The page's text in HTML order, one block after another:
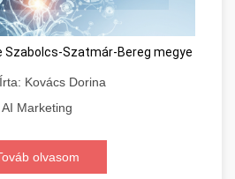
Szabolcs-Szatmár-Bereg megye
Írta: Kovács Dorina
AI Marketing
olvasom